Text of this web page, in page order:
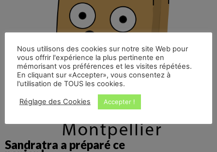
Sandratra a préparé ce
Nous utilisons des cookies sur notre site Web pour
vous offrir l'expérience la plus pertinente en
mémorisant vos préférences et les visites répétées.
En cliquant sur «Accepter», vous consentez à
l'utilisation de TOUS les cookies.
Réglage des Cookies Accepter !